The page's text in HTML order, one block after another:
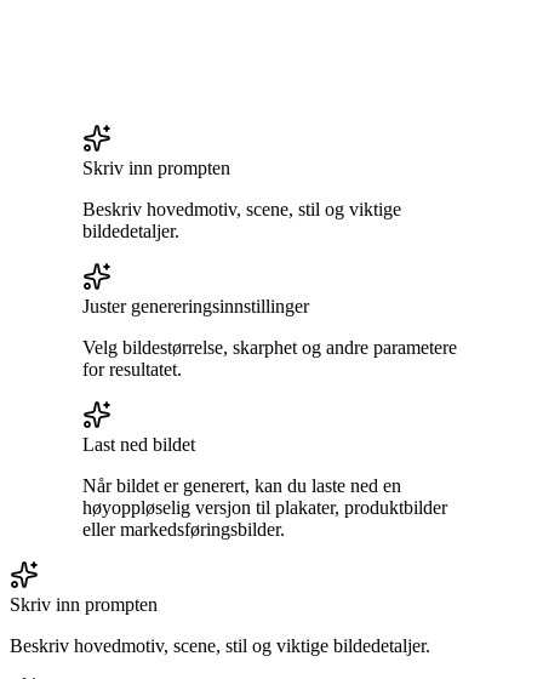
Skriv inn prompten
Beskriv hovedmotiv, scene, stil og viktige
bildedetaljer.
Juster genereringsinnstillinger
Velg bildestørrelse, skarphet og andre parametere
for resultatet.
Last ned bildet
Når bildet er generert, kan du laste ned en
høyoppløselig versjon til plakater, produktbilder
eller markedsføringsbilder.
Skriv inn prompten
Beskriv hovedmotiv, scene, stil og viktige bildedetaljer.